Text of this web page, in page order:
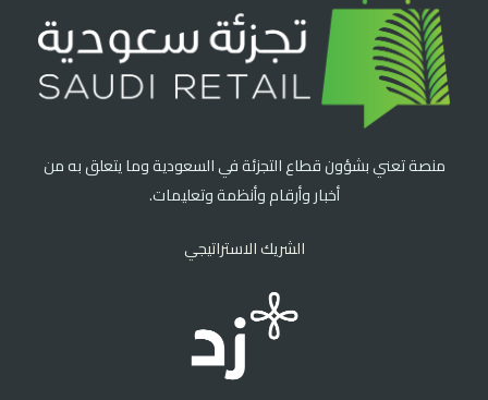
منصة تعني بشؤون قطاع التجزئة في السعودية وما يتعلق به من
أخبار وأرقام وأنظمة وتعليمات.
الشريك الاستراتيجي